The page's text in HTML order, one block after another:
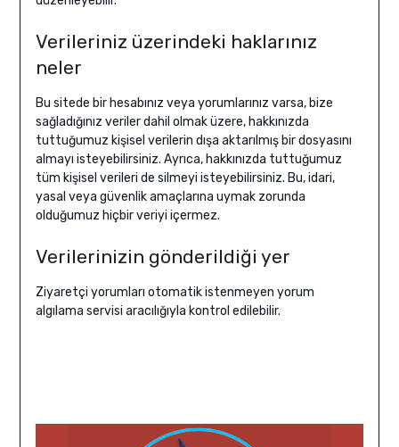
Verileriniz üzerindeki haklarınız
neler
Bu sitede bir hesabınız veya yorumlarınız varsa, bize
sağladığınız veriler dahil olmak üzere, hakkınızda
tuttuğumuz kişisel verilerin dışa aktarılmış bir dosyasını
almayı isteyebilirsiniz. Ayrıca, hakkınızda tuttuğumuz
tüm kişisel verileri de silmeyi isteyebilirsiniz. Bu, idari,
yasal veya güvenlik amaçlarına uymak zorunda
olduğumuz hiçbir veriyi içermez.
Verilerinizin gönderildiği yer
Ziyaretçi yorumları otomatik istenmeyen yorum
algılama servisi aracılığıyla kontrol edilebilir.